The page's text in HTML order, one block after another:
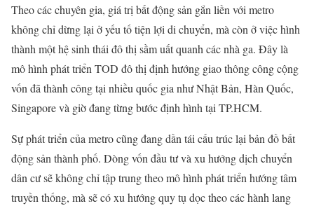
Theo các chuyên gia, giá trị bất động sản gắn liền với metro
không chỉ dừng lại ở yếu tố tiện lợi di chuyển, mà còn ở việc hình
thành một hệ sinh thái đô thị sầm uất quanh các nhà ga. Đây là
mô hình phát triển TOD đô thị định hướng giao thông công cộng
vốn đã thành công tại nhiều quốc gia như Nhật Bản, Hàn Quốc,
Singapore và giờ đang từng bước định hình tại TP.HCM.
Sự phát triển của metro cũng đang dần tái cấu trúc lại bản đồ bất
động sản thành phố. Dòng vốn đầu tư và xu hướng dịch chuyển
dân cư sẽ không chỉ tập trung theo mô hình phát triển hướng tâm
truyền thống, mà sẽ có xu hướng quy tụ dọc theo các hành lang